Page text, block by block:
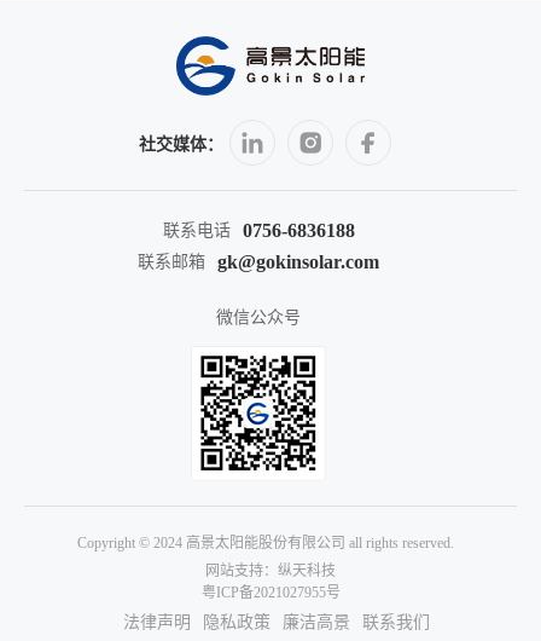
社交媒体：
联系电话 0756-6836188
联系邮箱 gk@gokinsolar.com
微信公众号
Copyright © 2024 高景太阳能股份有限公司 all rights reserved.
网站支持：纵天科技
粤ICP备2021027955号
法律声明 隐私政策 廉洁高景 联系我们